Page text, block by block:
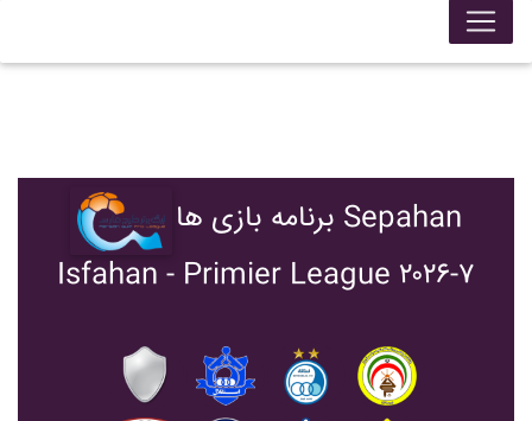
برنامه بازی ها Sepahan
Isfahan - Primier League ۲۰۲۶-۷